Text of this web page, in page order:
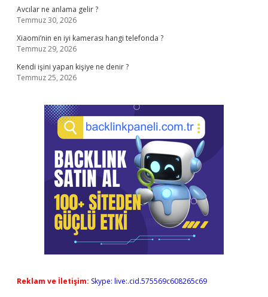
Avcılar ne anlama gelir ?
Temmuz 30, 2026
Xiaomi’nin en iyi kamerası hangi telefonda ?
Temmuz 29, 2026
Kendi işini yapan kişiye ne denir ?
Temmuz 25, 2026
Reklam ve İletişim: Skype: live:.cid.575569c608265c69